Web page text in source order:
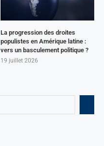
La progression des droites
populistes en Amérique latine :
vers un basculement politique ?
19 juillet 2026